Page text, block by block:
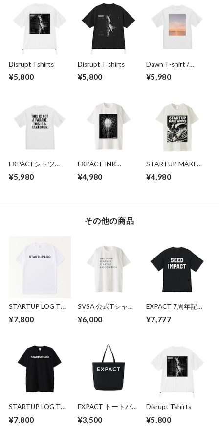
Disrupt Tshirts
¥5,800
Disrupt T shirts
¥5,800
Dawn T-shirt /
¥5,980
EXPACTシャツ
PARADE. THIS IS A
¥5,980
EXPACT INK
¥4,980
STARTUP MAKE
¥4,980
その他の商品
STARTUP LOG Tシ
ャツ
¥7,800
SVSA 公式Tシャツ
（ロゴなし）
¥6,000
EXPACT 7周年記念
Tシャツ（ブラッ
ク）
¥7,777
STARTUP LOG Tシ
¥7,800
EXPACT トートバッ
¥3,500
Disrupt Tshirts
¥5,800